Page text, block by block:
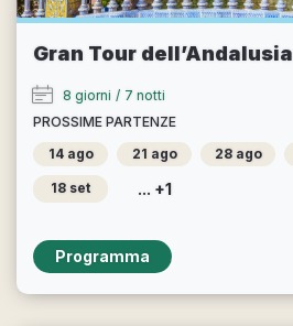
Gran Tour dell’Andalusia
8 giorni / 7 notti
PROSSIME PARTENZE
14 ago
21 ago 28 ago
18 set ... +1
Programma